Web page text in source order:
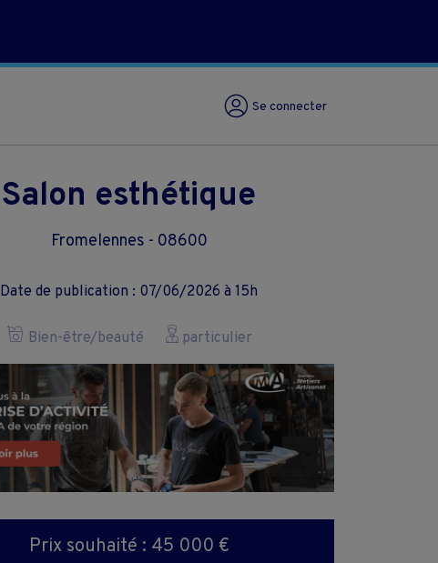
Se connecter
Salon esthétique
Fromelennes - 08600
Date de publication : 07/06/2026 à 15h
Bien-être/beauté particulier
Prix souhaité : 45 000 €